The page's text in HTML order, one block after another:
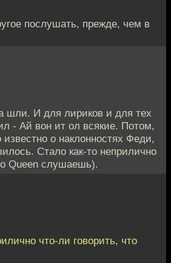
послушать, прежде, чем в
шли. И для лириков и для тех
- Ай вон ит ол всякие. Потом,
известно о наклонностях Феди,
Стало как-то неприлично
Queen слушаешь).
что-ли говорить, что